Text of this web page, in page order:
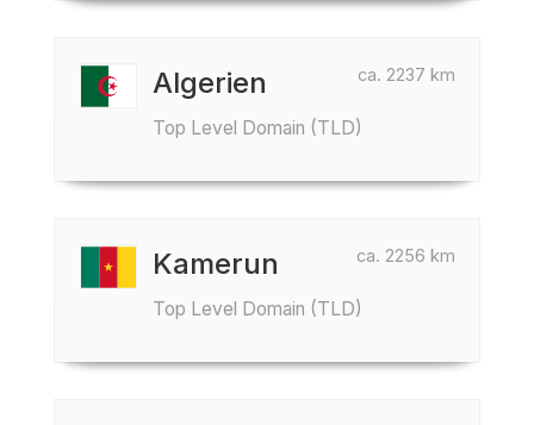
ca. 2237 km
Algerien
Top Level Domain (TLD)
ca. 2256 km
Kamerun
Top Level Domain (TLD)